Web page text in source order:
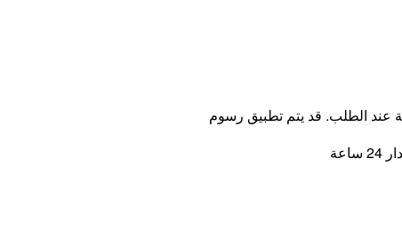
عند الطلب. قد يتم تطبيق رسوم